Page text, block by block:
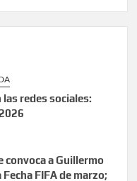
redes sociales:
convoca a Guillermo
Fecha FIFA de marzo;